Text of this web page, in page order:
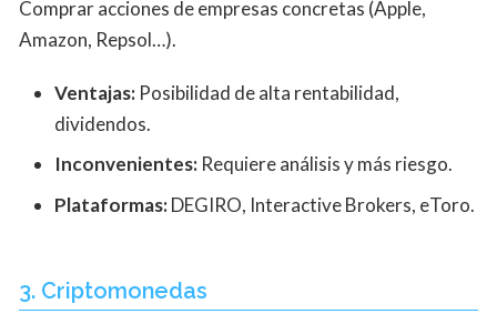
Comprar acciones de empresas concretas (Apple,
Amazon, Repsol…).
Ventajas: Posibilidad de alta rentabilidad,
dividendos.
Inconvenientes: Requiere análisis y más riesgo.
Plataformas:DEGIRO, Interactive Brokers, eToro.
3. Criptomonedas